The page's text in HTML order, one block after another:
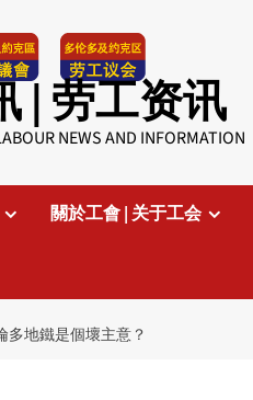
| 劳工资讯
NEWS AND INFORMATION
關於工會 | 关于工会
多地鐵是個壞主意？